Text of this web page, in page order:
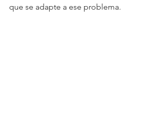
que se adapte a ese problema.